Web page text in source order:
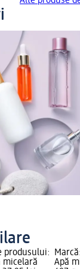
produsului:
micelară
Apă